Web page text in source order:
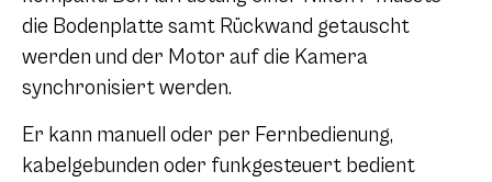
die Bodenplatte samt Rückwand getauscht
werden und der Motor auf die Kamera
synchronisiert werden.
Er kann manuell oder per Fernbedienung,
kabelgebunden oder funkgesteuert bedient